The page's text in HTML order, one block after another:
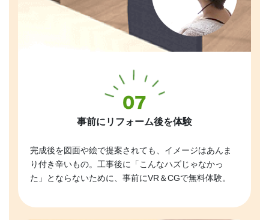
事前にリフォーム後を体験
完成後を図面や絵で提案されても、イメージはあんま
り付き辛いもの。工事後に「こんなハズじゃなかっ
た」とならないために、事前にVR＆CGで無料体験。